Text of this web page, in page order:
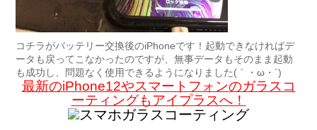
コチラがバッテリー交換後のiPhoneです！起動できなければデ
ータも戻ってこなかったのですが、無事データもそのまま起動
も成功し、問題なく使用できるようになりました(｀・ω・´)ゞ
最新のiPhone12やスマートフォンのガラスコ
ーティングもアイプラスへ！